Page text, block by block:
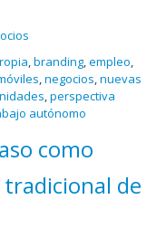
branding empleo
negocios nuevas
perspectiva
autónomo
como
de